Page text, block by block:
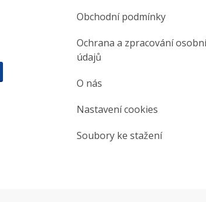
Obchodní podmínky
Ochrana a zpracování
údajů
O nás
Nastavení cookies
Soubory ke stažení